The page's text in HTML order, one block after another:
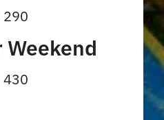
290
Weekend
430